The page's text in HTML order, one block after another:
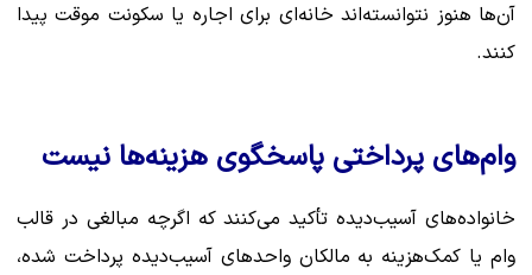
آن‌ها هنوز نتوانسته‌اند خانه‌ای برای اجاره یا سکونت موقت پیدا
کنند.
وام‌های پرداختی پاسخگوی هزینه‌ها نیست
خانواده‌های آسیب‌دیده تأکید می‌کنند که اگرچه مبالغی در قالب
وام یا کمک‌هزینه به مالکان واحدهای آسیب‌دیده پرداخت شده،